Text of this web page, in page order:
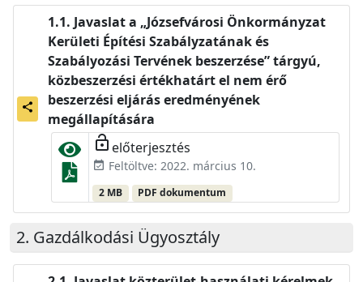
share
Javaslat a „Józsefvárosi Önkormányzat
Kerületi Építési Szabályzatának és
Szabályozási Tervének beszerzése” tárgyú,
közbeszerzési értékhatárt el nem érő
beszerzési eljárás eredményének
megállapítására
lock_open előterjesztés
event_available Feltöltve: 2022. március 10.
2 MB PDF dokumentum
Gazdálkodási Ügyosztály